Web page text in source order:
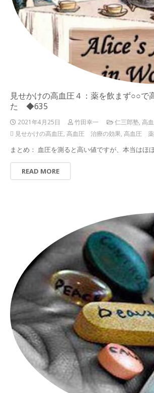
見せかけの高血圧４：薬を飲まず○○で
た ◆635
2021年4月25日 竹田幸一 仁三郎塾, 高
見せかけの高血圧, 高血圧 治療の効果, 高血圧 薬
まとめ： 血圧を測ると高い値ですが、本当はほ
READ MORE